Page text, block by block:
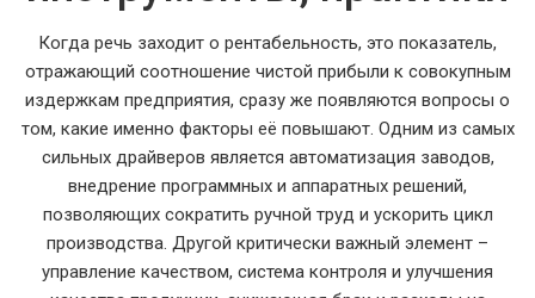
Когда речь заходит о рентабельность, это показатель,
отражающий соотношение чистой прибыли к совокупным
издержкам предприятия, сразу же появляются вопросы о
том, какие именно факторы её повышают. Одним из самых
сильных драйверов является автоматизация заводов,
внедрение программных и аппаратных решений,
позволяющих сократить ручной труд и ускорить цикл
производства. Другой критически важный элемент –
управление качеством, система контроля и улучшения